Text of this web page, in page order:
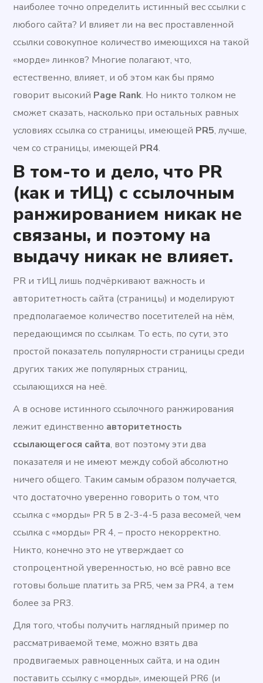
наиболее точно определить истинный вес ссылки с
любого сайта? И влияет ли на вес проставленной
ссылки совокупное количество имеющихся на такой
«морде» линков? Многие полагают, что,
естественно, влияет, и об этом как бы прямо
говорит высокий Page Rank. Но никто толком не
сможет сказать, насколько при остальных равных
условиях ссылка со страницы, имеющей PR5, лучше,
чем со страницы, имеющей PR4.
В том-то и дело, что PR
(как и тИЦ) с ссылочным
ранжированием никак не
связаны, и поэтому на
выдачу никак не влияет.
PR и тИЦ лишь подчёркивают важность и
авторитетность сайта (страницы) и моделируют
предполагаемое количество посетителей на нём,
передающимся по ссылкам. То есть, по сути, это
простой показатель популярности страницы среди
других таких же популярных страниц,
ссылающихся на неё.
А в основе истинного ссылочного ранжирования
лежит единственно авторитетность
ссылающегося сайта, вот поэтому эти два
показателя и не имеют между собой абсолютно
ничего общего. Таким самым образом получается,
что достаточно уверенно говорить о том, что
ссылка с «морды» PR 5 в 2-3-4-5 раза весомей, чем
ссылка с «морды» PR 4, – просто некорректно.
Никто, конечно это не утверждает со
стопроцентной уверенностью, но всё равно все
готовы больше платить за PR5, чем за PR4, а тем
более за PR3.
Для того, чтобы получить наглядный пример по
рассматриваемой теме, можно взять два
продвигаемых равноценных сайта, и на один
поставить ссылку с «морды», имеющей PR6 (и